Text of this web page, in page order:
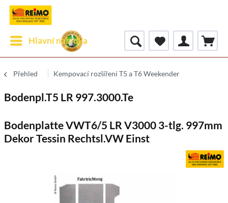
Hlavní nabídka
Přehled Kempovací rozšíření T5 a T6 Weekender
Bodenpl.T5 LR 997.3000.Te
Bodenplatte VWT6/5 LR V3000 3-tlg. 997mm
Dekor Tessin Rechtsl.VW Einst